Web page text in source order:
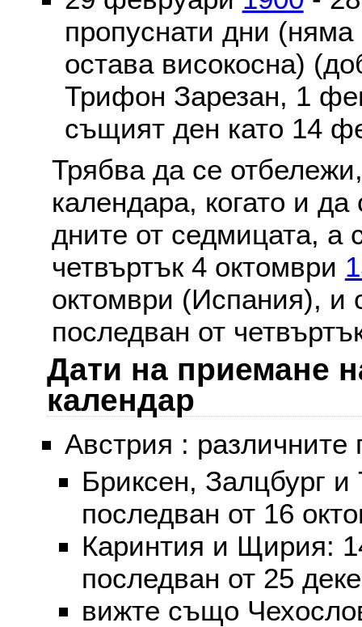
пропуснати дни
остава високосна)
Трифон Зарезан, 1
същият ден като 14
Трябва да се
календара, когато и
дните от седмицата, а
четвъртък 4 октомври
октомври (Испания), и
последван от
Дати на приемане
календар
Австрия :
Бриксен, Залцбург
последван от 16
Каринтия и Щирия:
последван от 25
вижте също